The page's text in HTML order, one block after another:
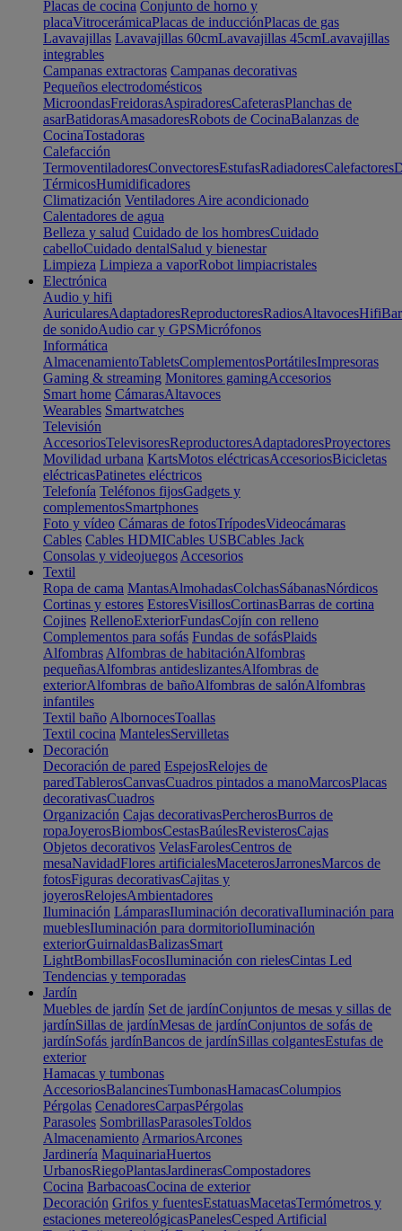
Placas de cocina Conjunto de horno y
placaVitrocerámicaPlacas de inducciónPlacas de gas
Lavavajillas Lavavajillas 60cmLavavajillas 45cmLavavajillas
integrables
Campanas extractoras Campanas decorativas
Pequeños electrodomésticos
MicroondasFreidorasAspiradoresCafeterasPlanchas de
asarBatidorasAmasadoresRobots de CocinaBalanzas de
CocinaTostadoras
Calefacción
TermoventiladoresConvectoresEstufasRadiadoresCalefactores
TérmicosHumidificadores
Climatización Ventiladores Aire acondicionado
Calentadores de agua
Belleza y salud Cuidado de los hombresCuidado
cabelloCuidado dentalSalud y bienestar
Limpieza Limpieza a vaporRobot limpiacristales
Electrónica
Audio y hifi
AuricularesAdaptadoresReproductoresRadiosAltavocesHifi
de sonidoAudio car y GPSMicrófonos
Informática
AlmacenamientoTabletsComplementosPortátilesImpresoras
Gaming & streaming Monitores gamingAccesorios
Smart home CámarasAltavoces
Wearables Smartwatches
Televisión
AccesoriosTelevisoresReproductoresAdaptadoresProyectores
Movilidad urbana KartsMotos eléctricasAccesoriosBicicletas
eléctricasPatinetes eléctricos
Telefonía Teléfonos fijosGadgets y
complementosSmartphones
Foto y vídeo Cámaras de fotosTrípodesVideocámaras
Cables Cables HDMICables USBCables Jack
Consolas y videojuegos Accesorios
Textil
Ropa de cama MantasAlmohadasColchasSábanasNórdicos
Cortinas y estores EstoresVisillosCortinasBarras de cortina
Cojines RellenoExteriorFundasCojín con relleno
Complementos para sofás Fundas de sofásPlaids
Alfombras Alfombras de habitaciónAlfombras
pequeñasAlfombras antideslizantesAlfombras de
exteriorAlfombras de bañoAlfombras de salónAlfombras
infantiles
Textil baño AlbornocesToallas
Textil cocina MantelesServilletas
Decoración
Decoración de pared EspejosRelojes de
paredTablerosCanvasCuadros pintados a manoMarcosPlacas
decorativasCuadros
Organización Cajas decorativasPercherosBurros de
ropaJoyerosBiombosCestasBaúlesRevisterosCajas
Objetos decorativos VelasFarolesCentros de
mesaNavidadFlores artificialesMaceterosJarronesMarcos de
fotosFiguras decorativasCajitas y
joyerosRelojesAmbientadores
Iluminación LámparasIluminación decorativaIluminación para
mueblesIluminación para dormitorioIluminación
exteriorGuirnaldasBalizasSmart
LightBombillasFocosIluminación con rielesCintas Led
Tendencias y temporadas
Jardín
Muebles de jardín Set de jardínConjuntos de mesas y sillas de
jardínSillas de jardínMesas de jardínConjuntos de sofás de
jardínSofás jardínBancos de jardínSillas colgantesEstufas de
exterior
Hamacas y tumbonas
AccesoriosBalancinesTumbonasHamacasColumpios
Pérgolas CenadoresCarpasPérgolas
Parasoles SombrillasParasolesToldos
Almacenamiento ArmariosArcones
Jardinería MaquinariaHuertos
UrbanosRiegoPlantasJardinerasCompostadores
Cocina BarbacoasCocina de exterior
Decoración Grifos y fuentesEstatuasMacetasTermómetros y
estaciones metereológicasPanelesCesped Artificial